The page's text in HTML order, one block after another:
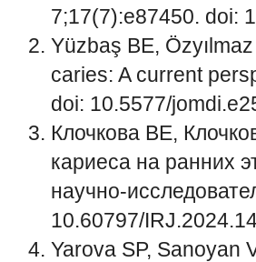
7;17(7):e87450. doi:
Yüzbaş BE,
caries: A current
doi: 10.5577/
Клочкова ВЕ,
кариеса на ранних
научно-
10.60797/
Yarova SP, Sanoyan